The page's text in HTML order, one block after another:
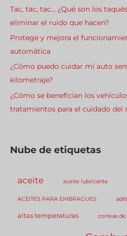
Tac, tac, tac… ¿Qué son los
eliminar el ruido que hacen?
Protege y mejora el
automática
¿Cómo puedo cuidar mi auto
kilometraje?
¿Cómo se benefician los
tratamientos para el cuidado del
Nube de etiquetas
aceite aceite lubricante
ACEITES PARA EMBRAGUES
altas temperaturas correas